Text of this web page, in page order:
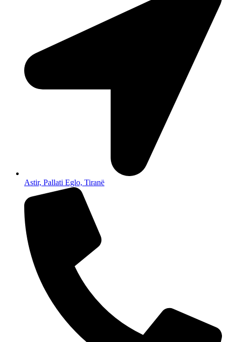
Astir, Pallati Eglo, Tiranë